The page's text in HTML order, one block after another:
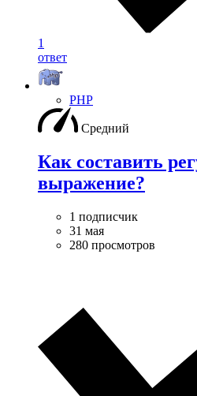
1
ответ
PHP
Средний
Как составить
выражение?
1 подписчик
31 мая
280 просмотров